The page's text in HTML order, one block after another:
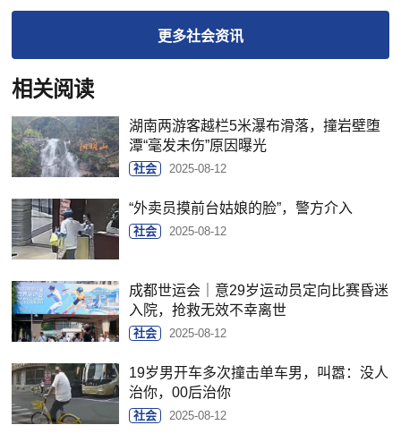
更多社会资讯
相关阅读
湖南两游客越栏5米瀑布滑落，撞岩壁堕
潭“毫发未伤”原因曝光
社会 2025-08-12
“外卖员摸前台姑娘的脸”，警方介入
社会 2025-08-12
成都世运会｜意29岁运动员定向比赛昏迷
入院，抢救无效不幸离世
社会 2025-08-12
19岁男开车多次撞击单车男，叫嚣：没人
治你，00后治你
社会 2025-08-12